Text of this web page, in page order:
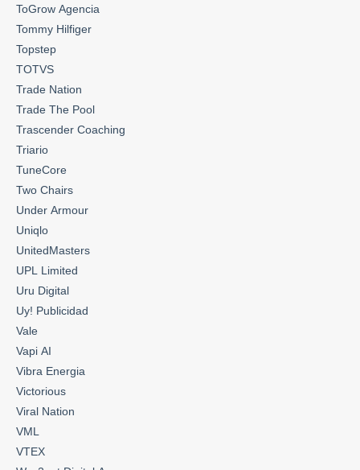
ToGrow Agencia
Tommy Hilfiger
Topstep
TOTVS
Trade Nation
Trade The Pool
Trascender Coaching
Triario
TuneCore
Two Chairs
Under Armour
Uniqlo
UnitedMasters
UPL Limited
Uru Digital
Uy! Publicidad
Vale
Vapi AI
Vibra Energia
Victorious
Viral Nation
VML
VTEX